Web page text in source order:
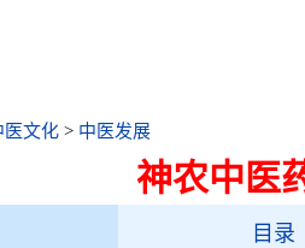
医文化 > 中医发展
神农中医
目录